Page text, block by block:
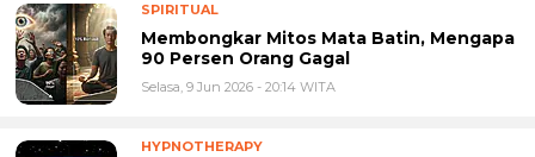
SPIRITUAL
Membongkar Mitos Mata Batin, Mengapa
90 Persen Orang Gagal
Selasa, 9 Jun 2026 - 20:14 WITA
HYPNOTHERAPY